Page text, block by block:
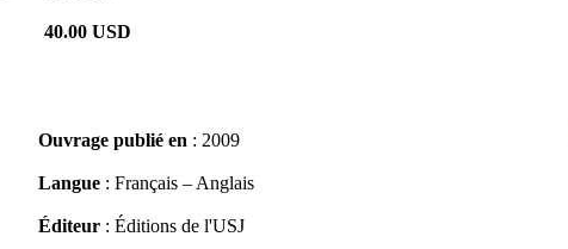
40.00 USD
Ouvrage publié en : 2009
Langue : Français – Anglais
Éditeur : Éditions de l'USJ